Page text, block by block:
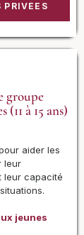
PRIVÉES
groupe
(11 à 15 ans)
aider les
leur
leur capacité
jeunes